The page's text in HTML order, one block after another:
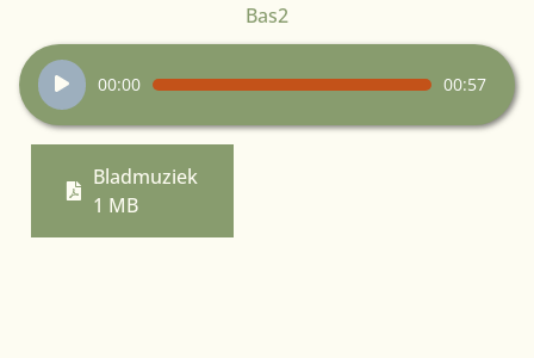
Bas2
Audiospeler
00:00 00:57
Bladmuziek
1 MB